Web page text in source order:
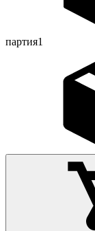
партия1